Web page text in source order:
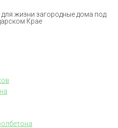
жизни загородные дома под
Крае